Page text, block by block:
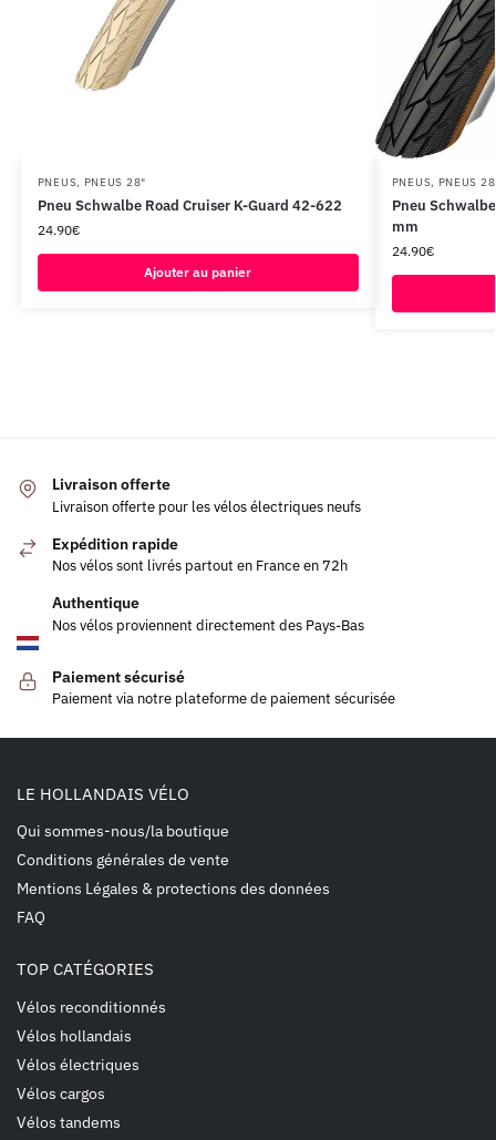
PNEUS, PNEUS 28"
Pneu Schwalbe Road Cruiser K-Guard 42-622
24.90€
Ajouter au panier
PNEUS, PNEUS
Pneu
mm
24.90€
Livraison offerte
Livraison offerte pour les vélos électriques neufs
Expédition rapide
Nos vélos sont livrés partout en France en 72h
Authentique
Nos vélos proviennent directement des Pays-Bas
Paiement sécurisé
Paiement via notre plateforme de paiement sécurisée
LE HOLLANDAIS VÉLO
Qui sommes-nous/la boutique
Conditions générales de vente
Mentions Légales & protections des données
FAQ
TOP CATÉGORIES
Vélos reconditionnés
Vélos hollandais
Vélos électriques
Vélos cargos
Vélos tandems